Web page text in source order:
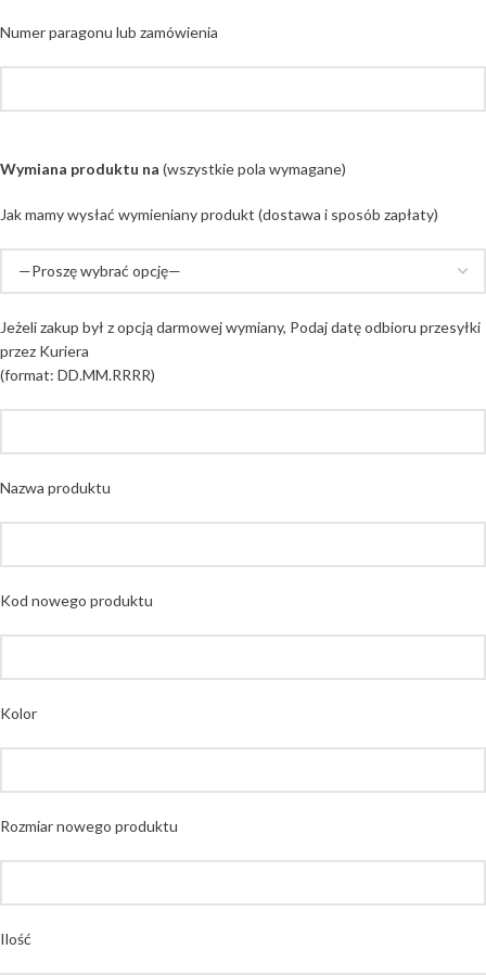
Numer paragonu lub zamówienia
Wymiana produktu na (wszystkie pola wymagane)
Jak mamy wysłać wymieniany produkt (dostawa i sposób zapłaty)
Jeżeli zakup był z opcją darmowej wymiany, Podaj datę odbioru przesyłki
przez Kuriera
(format: DD.MM.RRRR)
Nazwa produktu
Kod nowego produktu
Kolor
Rozmiar nowego produktu
Ilość